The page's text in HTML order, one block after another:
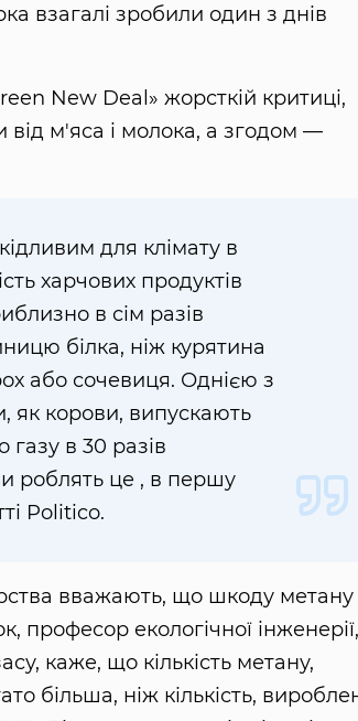
взагалі зробили один з днів
New Deal» жорсткій критиці,
м'яса і молока, а згодом —
для клімату в
харчових продуктів
в сім разів
білка, ніж курятина
або сочевиця. Однією з
як корови, випускають
газу в 30 разів
роблять це , в першу
Politico.
вважають, що шкоду метану
професор екологічної інженерії,
каже, що кількість метану,
більша, ніж кількість,